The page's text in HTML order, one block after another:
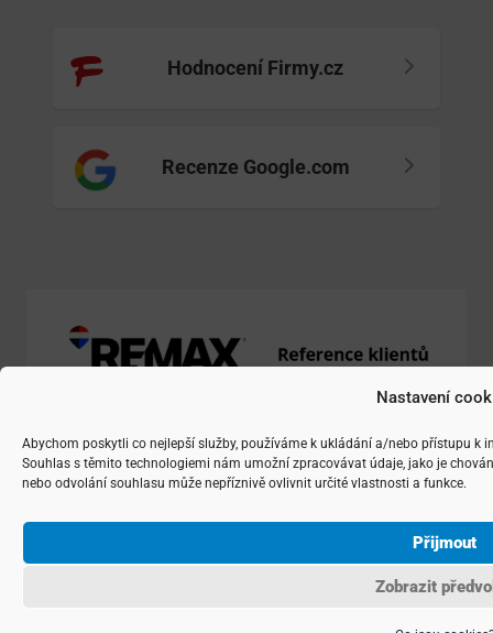
Nastavení
Abychom poskytli co nejlepší služby, používáme k ukládání a/nebo přístupu k
Souhlas s těmito technologiemi nám umožní zpracovávat údaje, jako je
nebo odvolání souhlasu může nepříznivě ovlivnit určité vlastnosti a funkce.
Přijmout
Zobrazit
Hodnocení Firmy.cz
Recenze Google.com
Ochotně odpovíme na Vaše